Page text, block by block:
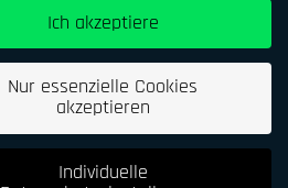
Ich akzeptiere
Nur essenzielle Cookies
akzeptieren
Individuelle